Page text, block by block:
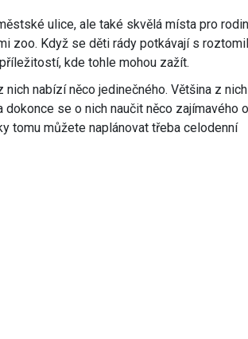
ulice, ale také skvělá místa pro
zoo. Když se děti rády potkávají s
kde tohle mohou zažít.
nabízí něco jedinečného. Většina z
se o nich naučit něco zajímavého
tomu můžete naplánovat třeba celodenní